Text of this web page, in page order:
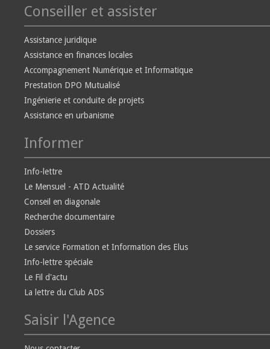
Conseiller et assister
Assistance juridique
Assistance en finances locales
Accompagnement Numérique et Informatique
Prestation DPO Mutualisé
Ingénierie et conduite de projets
Assistance en urbanisme
Informer
Info-lettre
Le Mensuel - ATD Actualité
Conseil en diagonale
Recherche documentaire
Dossiers
Le service Formation et Information des Elus
Info-lettre spéciale
Le Fil d'actu
La lettre du Club ADS
Saisir l'Agence